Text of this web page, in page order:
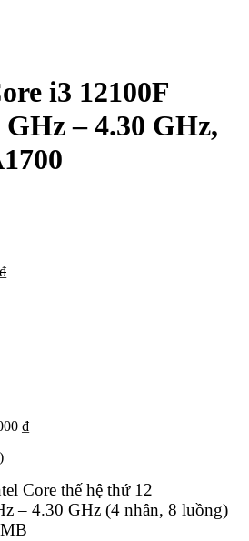
i3 12100F
– 4.30 GHz,
₫
Core thế hệ thứ 12
– 4.30 GHz (4 nhân, 8 luồng)